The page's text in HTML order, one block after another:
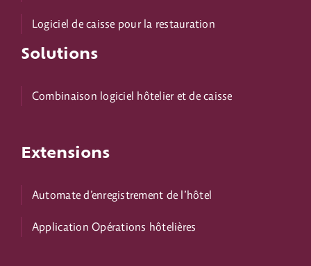
Logiciel de caisse pour la restauration
Solutions
Combinaison logiciel hôtelier et de caisse
Extensions
Automate d’enregistrement de l’hôtel
Application Opérations hôtelières